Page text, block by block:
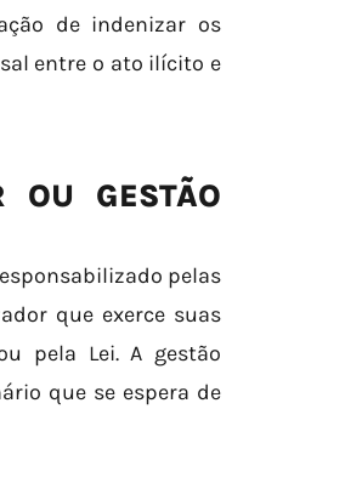
de indenizar os
entre o ato ilícito e
OU GESTÃO
pelas
que exerce suas
pela Lei. A gestão
que se espera de